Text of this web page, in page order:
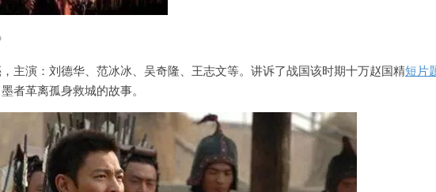
主演：刘德华、范冰冰、吴奇隆、王志文等。讲诉了战国该时期十万赵国精短片
者革离孤身救城的故事。